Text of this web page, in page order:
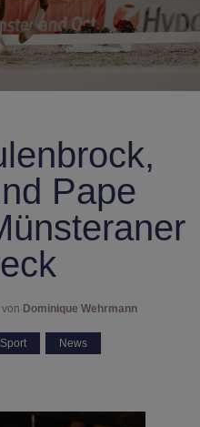
Pape
von Dominique Wehrmann
News